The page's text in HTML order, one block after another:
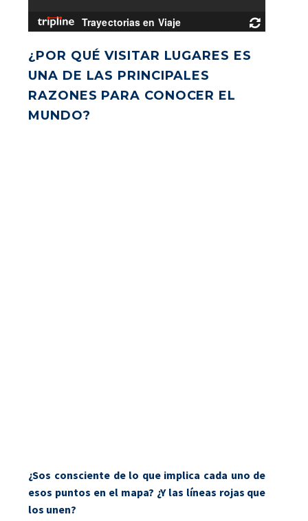
¿POR QUÉ VISITAR LUGARES ES
UNA DE LAS PRINCIPALES
RAZONES PARA CONOCER EL
MUNDO?
¿Sos consciente de lo que implica cada uno de
esos puntos en el mapa? ¿Y las líneas rojas que
los unen?